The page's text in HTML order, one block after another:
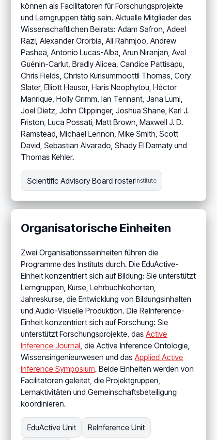
können als Facilitatoren für Forschungsprojekte
und Lerngruppen tätig sein. Aktuelle Mitglieder des
Wissenschaftlichen Beirats: Adam Safron, Adeel
Razi, Alexander Ororbia, Ali Rahmjoo, Andrew
Pashea, Antonio Lucas-Alba, Arun Niranjan, Avel
Guénin-Carlut, Bradly Alicea, Candice Pattisapu,
Chris Fields, Christo Kurisummoottil Thomas, Cory
Slater, Elliott Hauser, Haris Neophytou, Héctor
Manrique, Holly Grimm, Ian Tennant, Jana Lumi,
Joel Dietz, John Clippinger, Joshua Shane, Karl J.
Friston, Luca Possati, Matt Brown, Maxwell J. D.
Ramstead, Michael Lennon, Mike Smith, Scott
David, Sebastian Alvarado, Shady El Damaty und
Thomas Kehler.
Scientific Advisory Board rosterInstitute
Organisatorische Einheiten
Zwei Organisationsseinheiten führen die
Programme des Instituts durch. Die EduActive-
Einheit konzentriert sich auf Bildung: Sie unterstützt
Lerngruppen, Kurse, Lehrbuchkohorten,
Jahreskurse, die Entwicklung von Bildungsinhalten
und Audio-Visuelle Produktion. Die ReInference-
Einheit konzentriert sich auf Forschung: Sie
unterstützt Forschungsprojekte, dasActive
Inference Journal, die Active Inference Ontologie,
Wissensingenieurwesen und dasApplied Active
Inference Symposium. Beide Einheiten werden von
Facilitatoren geleitet, die Projektgruppen,
Lernaktivitäten und Gemeinschaftsbeteiligung
koordinieren.
EduActive Unit ReInference Unit